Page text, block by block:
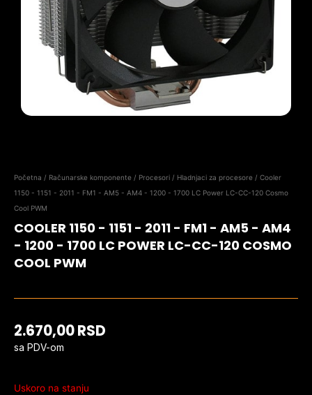
Početna / Računarske komponente / Procesori / Hladnjaci za procesore / Cooler
1150 - 1151 - 2011 - FM1 - AM5 - AM4 - 1200 - 1700 LC Power LC-CC-120 Cosmo
Cool PWM
COOLER 1150 - 1151 - 2011 - FM1 - AM5 - AM4
- 1200 - 1700 LC POWER LC-CC-120 COSMO
COOL PWM
2.670,00RSD
sa PDV-om
Uskoro na stanju